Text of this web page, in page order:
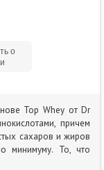
о
Top Whey от Dr
причем
сахаров и жиров
минимуму. То, что